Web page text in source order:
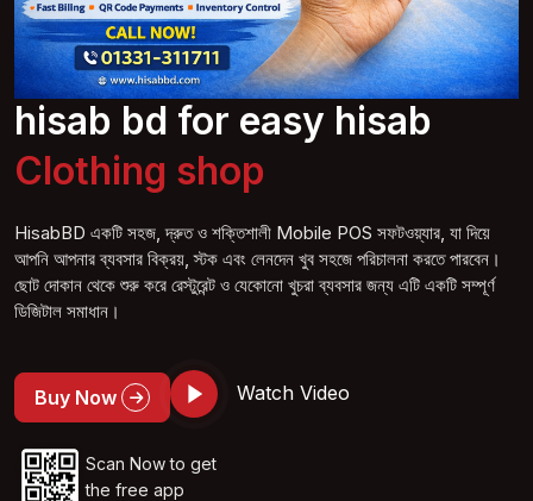
hisab bd for easy hisab
Clothing shop
HisabBD একটি সহজ, দ্রুত ও শক্তিশালী Mobile POS সফটওয়্যার, যা দিয়ে
আপনি আপনার ব্যবসার বিক্রয়, স্টক এবং লেনদেন খুব সহজে পরিচালনা করতে পারবেন।
ছোট দোকান থেকে শুরু করে রেস্টুরেন্ট ও যেকোনো খুচরা ব্যবসার জন্য এটি একটি সম্পূর্ণ
ডিজিটাল সমাধান।
Buy Now Watch Video
Scan Now to get
the free app